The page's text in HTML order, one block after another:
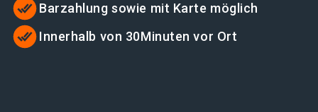
Barzahlung sowie mit Karte möglich
Innerhalb von 30Minuten vor Ort